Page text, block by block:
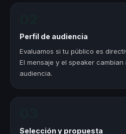
Perfil de audiencia
Evaluamos si tu público es
El mensaje y el speaker
audiencia.
Selección y propuesta